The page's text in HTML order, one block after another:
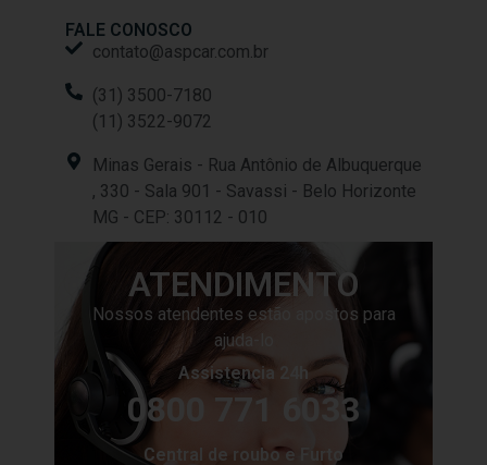
FALE CONOSCO
contato@aspcar.com.br
(31) 3500-7180
(11) 3522-9072
Minas Gerais - Rua Antônio de Albuquerque
, 330 - Sala 901 - Savassi - Belo Horizonte
MG - CEP: 30112 - 010
ATENDIMENTO
Nossos atendentes estão apostos para
ajuda-lo
Assistencia 24h
0800 771 6033
Central de roubo e Furto